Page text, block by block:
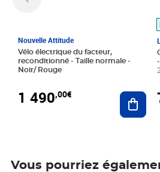
Nouvelle Attitude
Vélo électrique du facteur,
reconditionné - Taille normale -
Noir/ Rouge
1 490,00€
Vous pourriez